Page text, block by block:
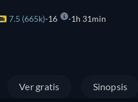
7.5 (665k) 16 1h 31min
Ver gratis Sinopsis